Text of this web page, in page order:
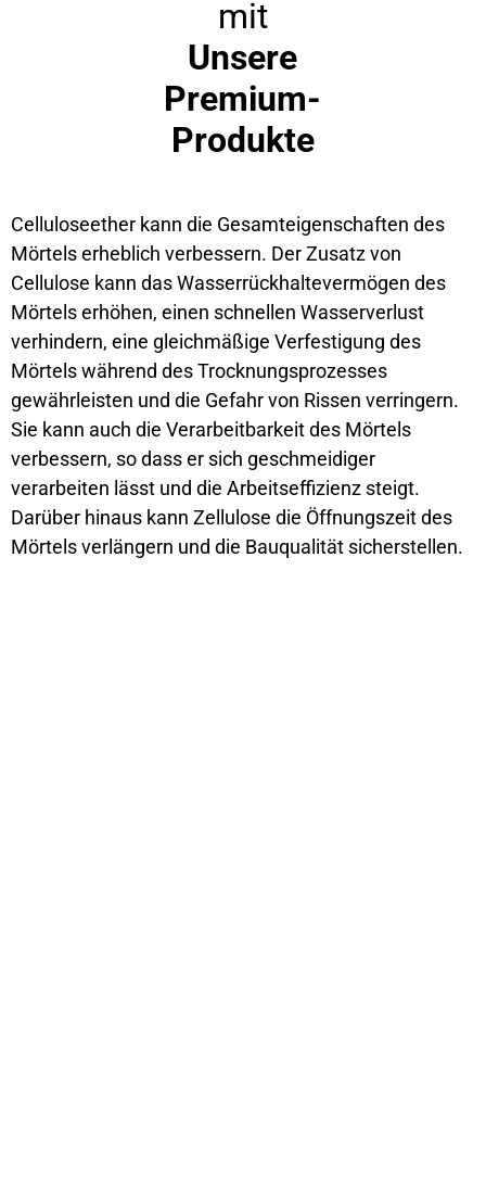
mit
Unsere
Premium-
Produkte
Celluloseether kann die Gesamteigenschaften des
Mörtels erheblich verbessern. Der Zusatz von
Cellulose kann das Wasserrückhaltevermögen des
Mörtels erhöhen, einen schnellen Wasserverlust
verhindern, eine gleichmäßige Verfestigung des
Mörtels während des Trocknungsprozesses
gewährleisten und die Gefahr von Rissen verringern.
Sie kann auch die Verarbeitbarkeit des Mörtels
verbessern, so dass er sich geschmeidiger
verarbeiten lässt und die Arbeitseffizienz steigt.
Darüber hinaus kann Zellulose die Öffnungszeit des
Mörtels verlängern und die Bauqualität sicherstellen.